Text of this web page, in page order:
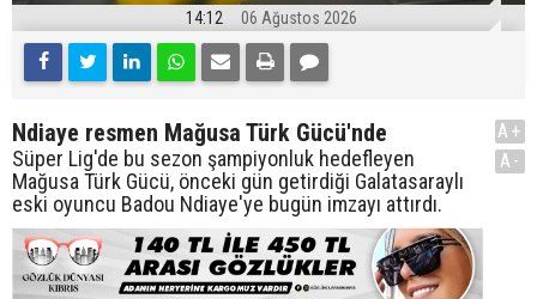
14:12 06 Ağustos 2026
Ndiaye resmen Mağusa Türk Gücü'nde
Süper Lig'de bu sezon şampiyonluk hedefleyen
Mağusa Türk Gücü, önceki gün getirdiği Galatasaraylı
eski oyuncu Badou Ndiaye'ye bugün imzayı attırdı.
A+
A-